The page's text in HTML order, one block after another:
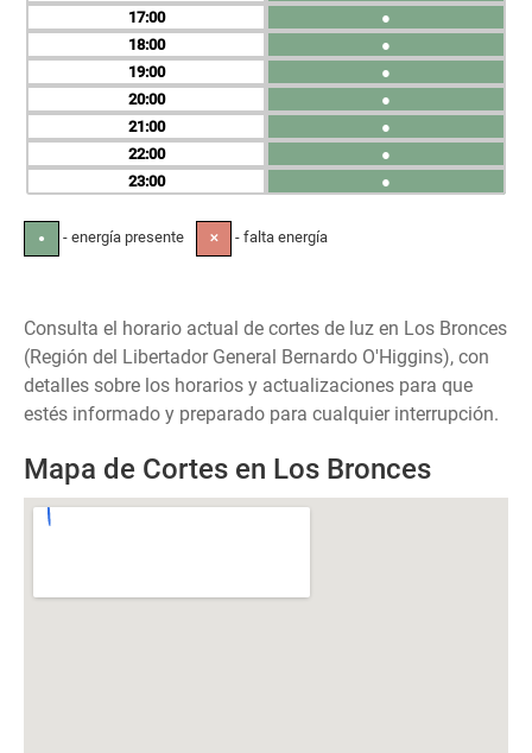
17
18
19
20
21
22
23
●
●
●
●
●
●
●
● - energía presente ✕ - falta energía
Consulta el horario actual de cortes de luz en Los Bronces
(Región del Libertador General Bernardo O'Higgins), con
detalles sobre los horarios y actualizaciones para que
estés informado y preparado para cualquier interrupción.
Mapa de Cortes en Los Bronces